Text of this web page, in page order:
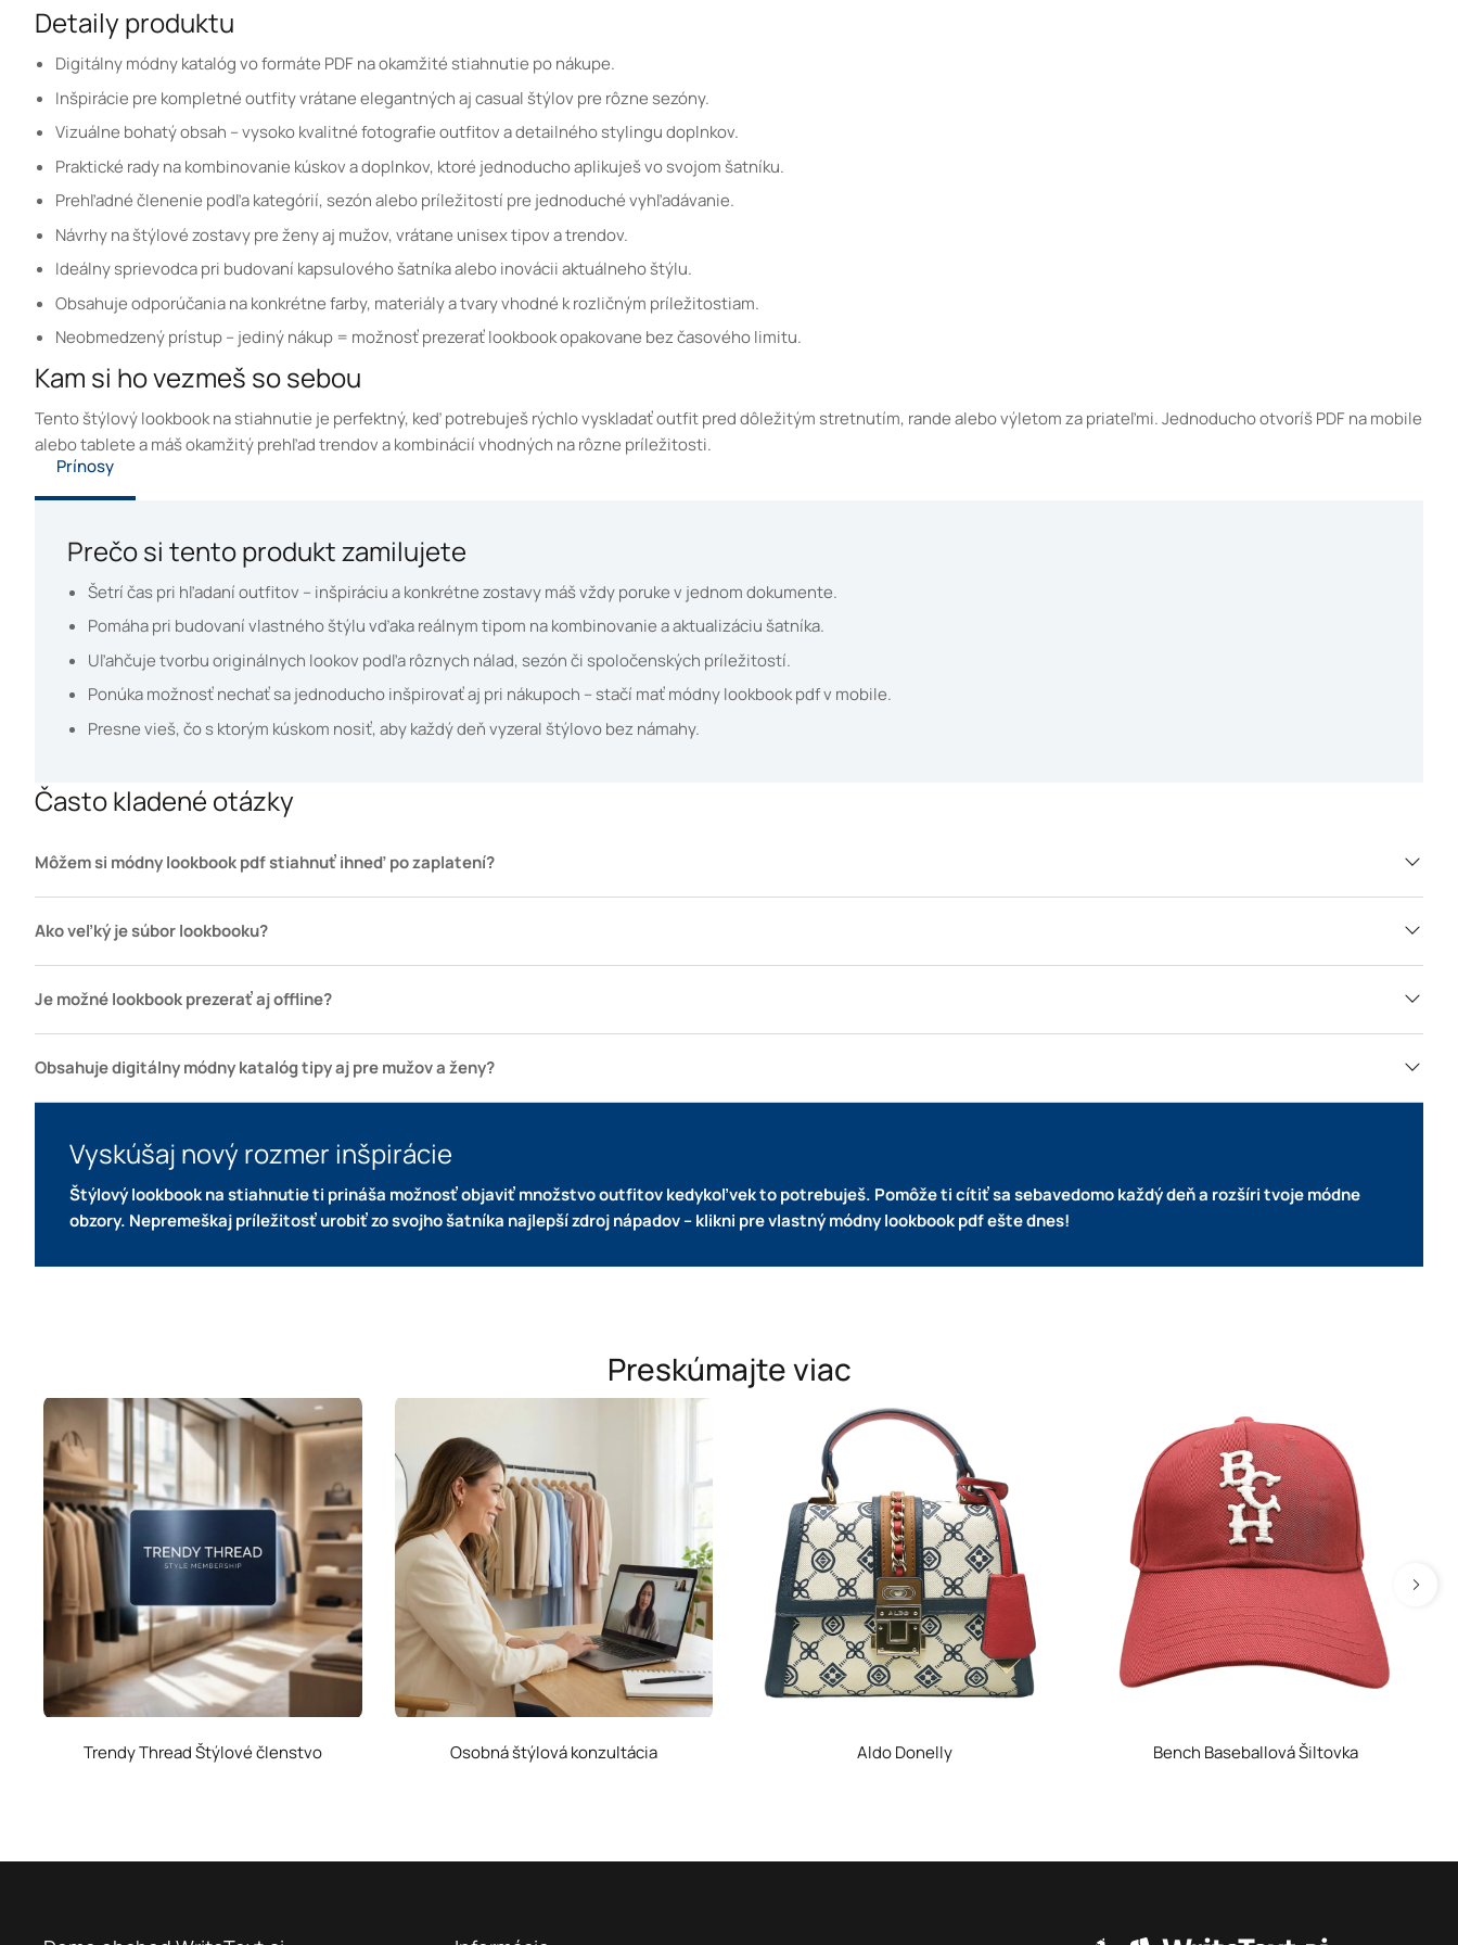
Detaily produktu
Digitálny módny katalóg vo formáte PDF na okamžité stiahnutie po nákupe.
Inšpirácie pre kompletné outfity vrátane elegantných aj casual štýlov pre rôzne sezóny.
Vizuálne bohatý obsah – vysoko kvalitné fotografie outfitov a detailného stylingu doplnkov.
Praktické rady na kombinovanie kúskov a doplnkov, ktoré jednoducho aplikuješ vo svojom šatníku.
Prehľadné členenie podľa kategórií, sezón alebo príležitostí pre jednoduché vyhľadávanie.
Návrhy na štýlové zostavy pre ženy aj mužov, vrátane unisex tipov a trendov.
Ideálny sprievodca pri budovaní kapsulového šatníka alebo inovácii aktuálneho štýlu.
Obsahuje odporúčania na konkrétne farby, materiály a tvary vhodné k rozličným príležitostiam.
Neobmedzený prístup – jediný nákup = možnosť prezerať lookbook opakovane bez časového limitu.
Kam si ho vezmeš so sebou
Tento štýlový lookbook na stiahnutie je perfektný, keď potrebuješ rýchlo vyskladať outfit pred dôležitým stretnutím, rande alebo výletom za priateľmi. Jednoducho otvoríš PDF na mobile
alebo tablete a máš okamžitý prehľad trendov a kombinácií vhodných na rôzne príležitosti.
Prínosy
Prečo si tento produkt zamilujete
Šetrí čas pri hľadaní outfitov – inšpiráciu a konkrétne zostavy máš vždy poruke v jednom dokumente.
Pomáha pri budovaní vlastného štýlu vďaka reálnym tipom na kombinovanie a aktualizáciu šatníka.
Uľahčuje tvorbu originálnych lookov podľa rôznych nálad, sezón či spoločenských príležitostí.
Ponúka možnosť nechať sa jednoducho inšpirovať aj pri nákupoch – stačí mať módny lookbook pdf v mobile.
Presne vieš, čo s ktorým kúskom nosiť, aby každý deň vyzeral štýlovo bez námahy.
Často kladené otázky
Môžem si módny lookbook pdf stiahnuť ihneď po zaplatení?
Ako veľký je súbor lookbooku?
Je možné lookbook prezerať aj offline?
Obsahuje digitálny módny katalóg tipy aj pre mužov a ženy?
Vyskúšaj nový rozmer inšpirácie
Štýlový lookbook na stiahnutie ti prináša možnosť objaviť množstvo outfitov kedykoľvek to potrebuješ. Pomôže ti cítiť sa sebavedomo každý deň a rozšíri tvoje módne
obzory. Nepremeškaj príležitosť urobiť zo svojho šatníka najlepší zdroj nápadov – klikni pre vlastný módny lookbook pdf ešte dnes!
Preskúmajte viac
Trendy Thread Štýlové členstvo Osobná štýlová konzultácia Aldo Donelly Bench Baseballová Šiltovka